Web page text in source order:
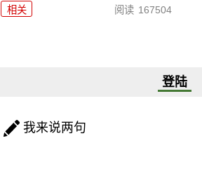
相关 阅读 167504
登陆
我来说两句